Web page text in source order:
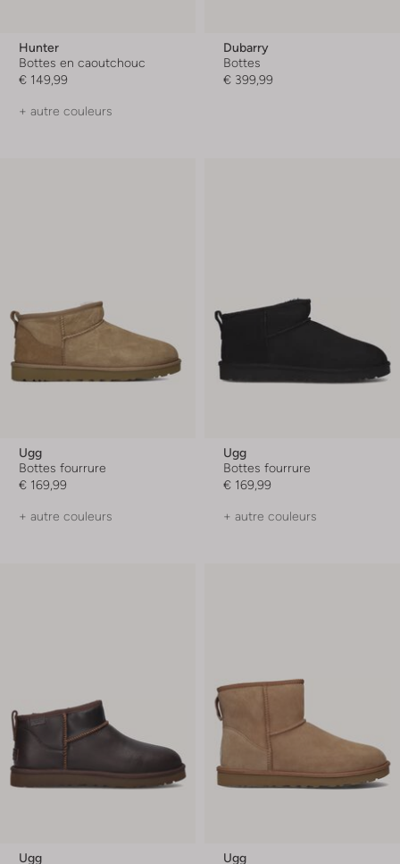
Hunter
Bottes en caoutchouc
€ 149,99
+ autre couleurs
Dubarry
Bottes
€ 399,99
Ugg
Bottes fourrure
€ 169,99
+ autre couleurs
Ugg
Bottes fourrure
€ 169,99
+ autre couleurs
Ugg Ugg